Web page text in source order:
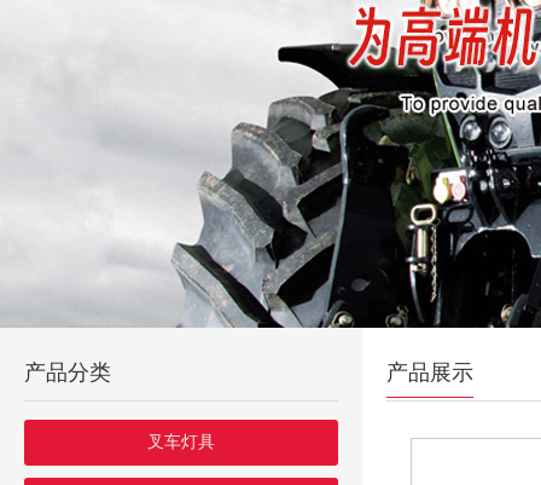
产品分类
叉车灯具
产品展示